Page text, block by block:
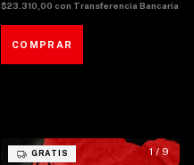
$23.310,00 con Transferencia Bancaria
1/ 9
GRATIS